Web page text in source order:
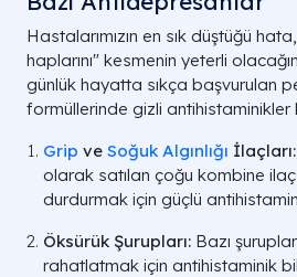
Hastalarımızın en sık düştüğü
haplarını" kesmenin yeterli
günlük hayatta sıkça başvurulan
formüllerinde gizli antihistaminikler
Grip ve Soğuk Algınlığı İlaçları:
olarak satılan çoğu kombine ilaç,
durdurmak için güçlü
Öksürük Şurupları: Bazı
rahatlatmak için antihistaminik